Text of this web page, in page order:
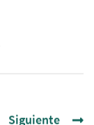
Siguiente